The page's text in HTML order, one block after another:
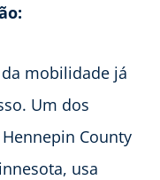
mobilidade já
Um dos
Hennepin County
usa